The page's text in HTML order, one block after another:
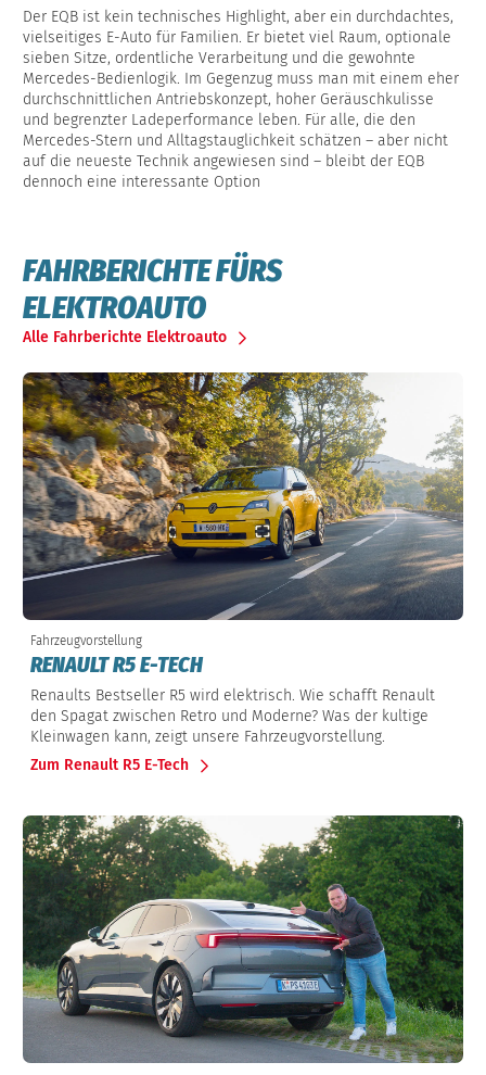
Der EQB ist kein technisches Highlight, aber ein durchdachtes,
vielseitiges E-Auto für Familien. Er bietet viel Raum, optionale
sieben Sitze, ordentliche Verarbeitung und die gewohnte
Mercedes-Bedienlogik. Im Gegenzug muss man mit einem eher
durchschnittlichen Antriebskonzept, hoher Geräuschkulisse
und begrenzter Ladeperformance leben. Für alle, die den
Mercedes-Stern und Alltagstauglichkeit schätzen – aber nicht
auf die neueste Technik angewiesen sind – bleibt der EQB
dennoch eine interessante Option
FAHRBERICHTE FÜRS
ELEKTROAUTO
Alle Fahrberichte Elektroauto
Fahrzeugvorstellung
RENAULT R5 E-TECH
Renaults Bestseller R5 wird elektrisch. Wie schafft Renault
den Spagat zwischen Retro und Moderne? Was der kultige
Kleinwagen kann, zeigt unsere Fahrzeugvorstellung.
Zum Renault R5 E-Tech